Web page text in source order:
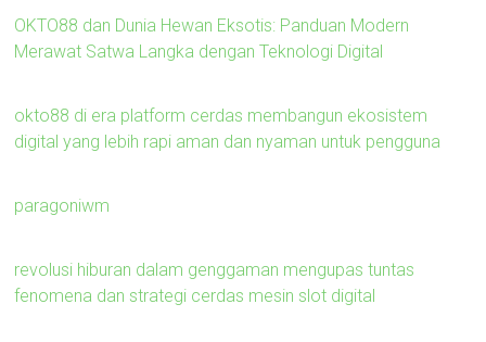
OKTO88 dan Dunia Hewan Eksotis: Panduan Modern
Merawat Satwa Langka dengan Teknologi Digital
okto88 di era platform cerdas membangun ekosistem
digital yang lebih rapi aman dan nyaman untuk pengguna
paragoniwm
revolusi hiburan dalam genggaman mengupas tuntas
fenomena dan strategi cerdas mesin slot digital